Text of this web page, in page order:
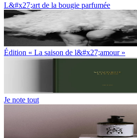
L&#x27;art de la bougie parfumée
Édition « La saison de l&#x27;amour »
Je note tout